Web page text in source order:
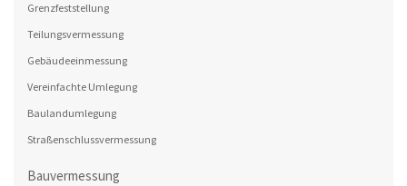
Grenzfeststellung
Teilungsvermessung
Gebäudeeinmessung
Vereinfachte Umlegung
Baulandumlegung
Straßenschlussvermessung
Bauvermessung